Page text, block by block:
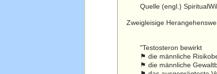
Quelle (engl.)
Zweigleisige
"Testosteron bewirkt
⚑ die männliche
⚑ die männliche